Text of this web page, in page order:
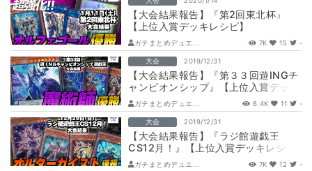
【大会結果報告】『第2回東北杯』
【上位入賞デッキレシピ】
ガチまとめデュエ... 7K 15 -
大会 2019/12/31
【大会結果報告】『第３３回遊INGチ
ャンピオンシップ』【上位入賞デッキ
レシピ】
ガチまとめデュエ... 6.4K 11 -
大会 2019/12/31
【大会結果報告】『ラジ館遊戯王
CS12月！』【上位入賞デッキレシ
ピ】
ガチまとめデュエ... 7K 12 -